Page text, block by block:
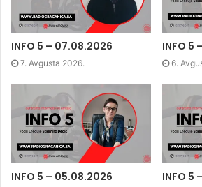
o
o
k
(
O
p
e
n
s
n
n
e
w
w
i
n
d
o
w
)
r
(
p
e
n
s
i
n
e
w
w
i
n
o
w
)
(
O
p
e
n
n
e
w
w
i
n
d
w
)
n
n
e
w
)
INFO 5 – 07.08.2026
7. Avgusta 2026.
INFO 5
6.
INFO 5 – 05.08.2026 INFO 5